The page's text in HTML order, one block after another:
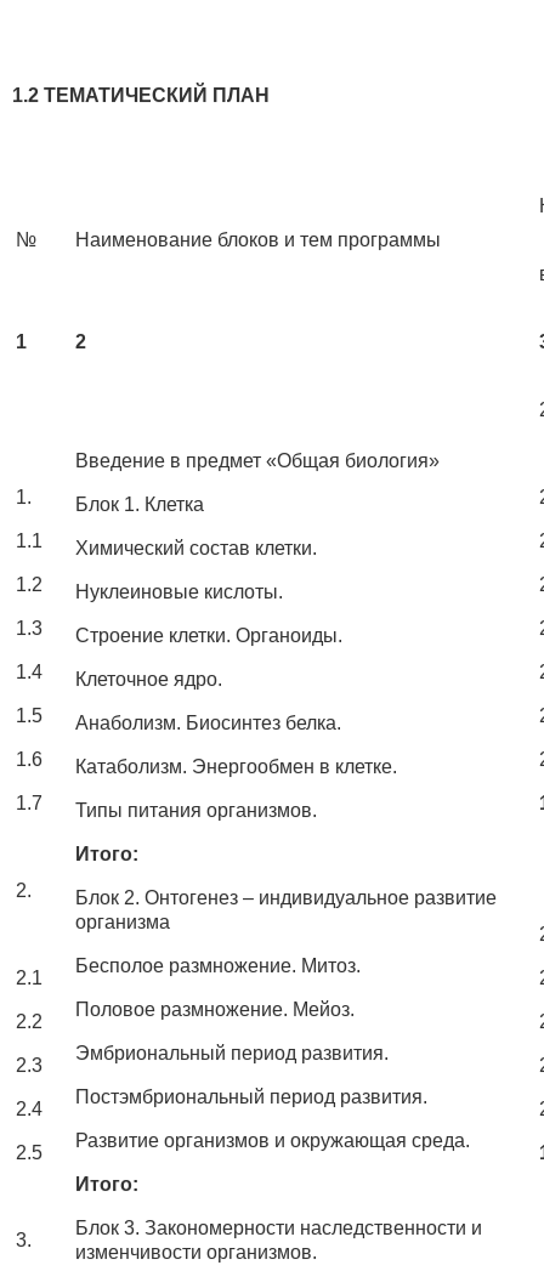
1.2 ТЕМАТИЧЕСКИЙ ПЛАН
№ Наименование блоков и тем программы
1 2
1.
1.1
1.2
1.3
1.4
1.5
1.6
1.7
2.
2.1
2.2
2.3
2.4
2.5
3.
Введение в предмет «Общая биология»
Блок 1. Клетка
Химический состав клетки.
Нуклеиновые кислоты.
Строение клетки. Органоиды.
Клеточное ядро.
Анаболизм. Биосинтез белка.
Катаболизм. Энергообмен в клетке.
Типы питания организмов.
Итого:
Блок 2. Онтогенез – индивидуальное развитие
организма
Бесполое размножение. Митоз.
Половое размножение. Мейоз.
Эмбриональный период развития.
Постэмбриональный период развития.
Развитие организмов и окружающая среда.
Итого:
Блок 3. Закономерности наследственности и
изменчивости организмов.